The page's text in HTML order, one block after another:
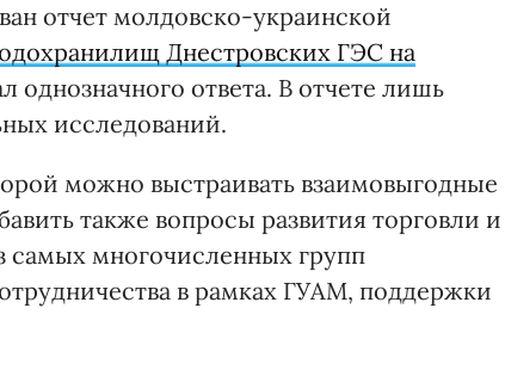
отчет молдовско-украинской
Днестровских ГЭС на
однозначного ответа. В отчете лишь
исследований.
можно выстраивать взаимовыгодные
также вопросы развития торговли и
самых многочисленных групп
в рамках ГУАМ, поддержки